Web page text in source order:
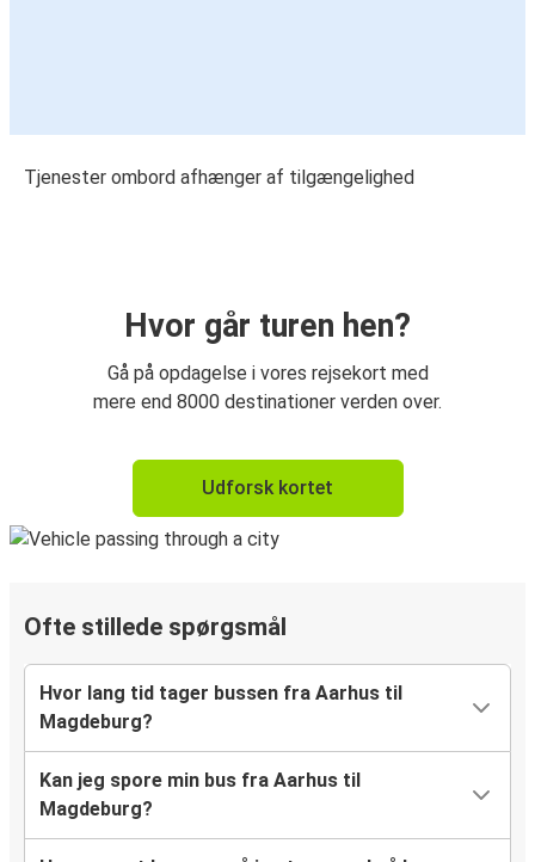
Tjenester ombord afhænger af tilgængelighed
Hvor går turen hen?
Gå på opdagelse i vores rejsekort med
mere end 8000 destinationer verden over.
Udforsk kortet
Ofte stillede spørgsmål
Hvor lang tid tager bussen fra Aarhus til
Magdeburg?
Kan jeg spore min bus fra Aarhus til
Magdeburg?